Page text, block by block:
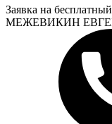
Заявка на
МЕЖЕВИКИН